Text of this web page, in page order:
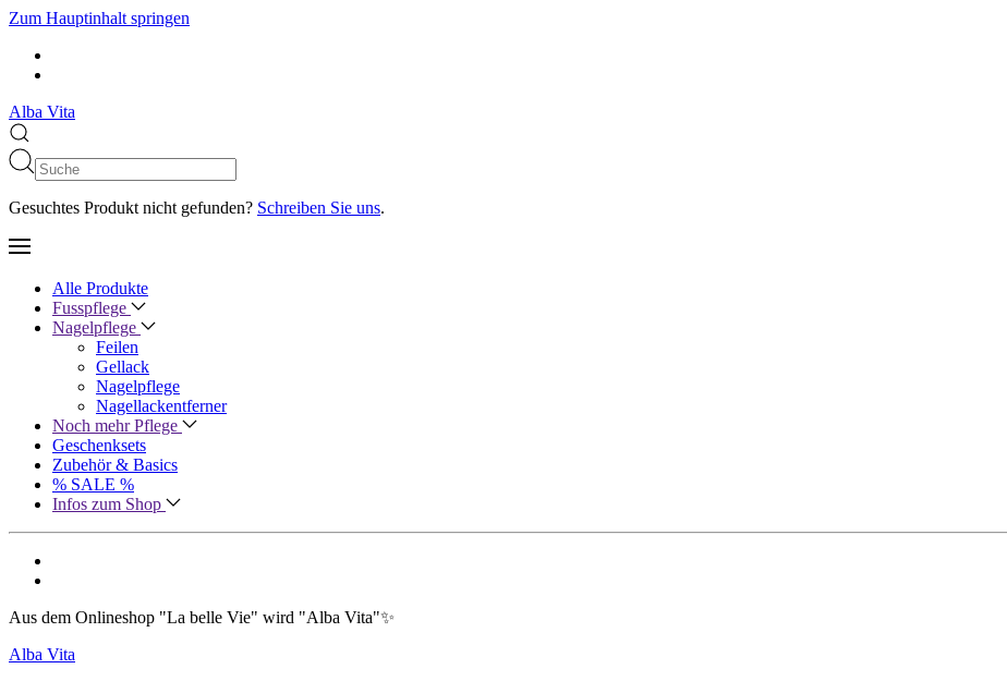
Zum Hauptinhalt springen
Alba Vita
Gesuchtes Produkt nicht gefunden? Schreiben Sie uns.
Alle Produkte
Fusspflege
Nagelpflege
Feilen
Gellack
Nagelpflege
Nagellackentferner
Noch mehr Pflege
Geschenksets
Zubehör & Basics
% SALE %
Infos zum Shop
Aus dem Onlineshop "La belle Vie" wird "Alba Vita"✨
Alba Vita